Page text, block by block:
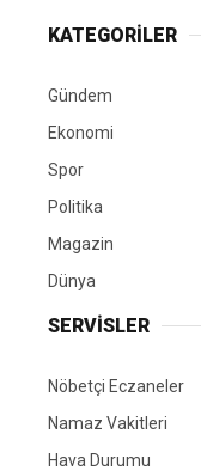
KATEGORİLER
Gündem
Ekonomi
Spor
Politika
Magazin
Dünya
SERVİSLER
Nöbetçi Eczaneler
Namaz Vakitleri
Hava Durumu